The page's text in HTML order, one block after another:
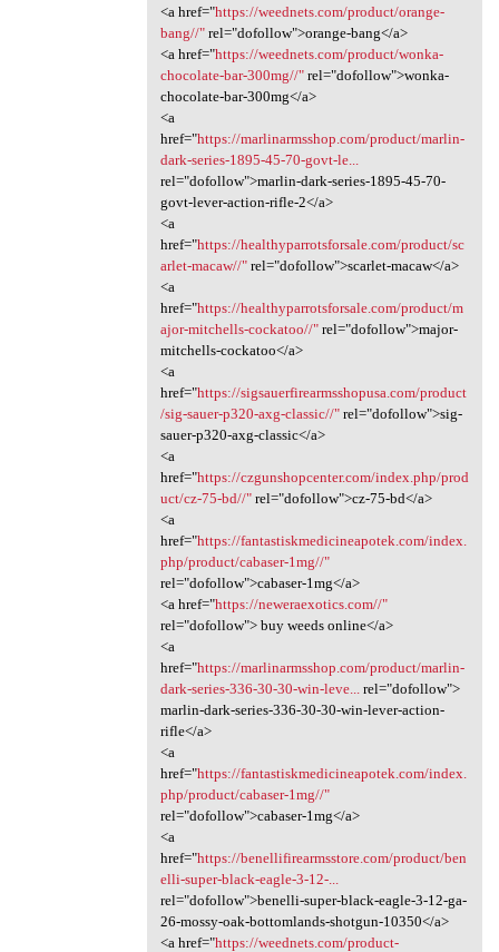
<a href="https://weednets.com/product/orange-
bang//"rel="dofollow">orange-bang</a>
<a href="https://weednets.com/product/wonka-
chocolate-bar-300mg//"rel="dofollow">wonka-
chocolate-bar-300mg</a>
<a
href="https://marlinarmsshop.com/product/marlin-
dark-series-1895-45-70-govt-le...
rel="dofollow">marlin-dark-series-1895-45-70-
govt-lever-action-rifle-2</a>
<a
href="https://healthyparrotsforsale.com/product/sc
arlet-macaw//"rel="dofollow">scarlet-macaw</a>
<a
href="https://healthyparrotsforsale.com/product/m
ajor-mitchells-cockatoo//"rel="dofollow">major-
mitchells-cockatoo</a>
<a
href="https://sigsauerfirearmsshopusa.com/product
/sig-sauer-p320-axg-classic//"rel="dofollow">sig-
sauer-p320-axg-classic</a>
<a
href="https://czgunshopcenter.com/index.php/prod
uct/cz-75-bd//"rel="dofollow">cz-75-bd</a>
<a
href="https://fantastiskmedicineapotek.com/index.
php/product/cabaser-1mg//"
rel="dofollow">cabaser-1mg</a>
<a href="https://neweraexotics.com//"
rel="dofollow"> buy weeds online</a>
<a
href="https://marlinarmsshop.com/product/marlin-
dark-series-336-30-30-win-leve...
rel="dofollow">
marlin-dark-series-336-30-30-win-lever-action-
rifle</a>
<a
href="https://fantastiskmedicineapotek.com/index.
php/product/cabaser-1mg//"
rel="dofollow">cabaser-1mg</a>
<a
href="https://benellifirearmsstore.com/product/ben
elli-super-black-eagle-3-12-...
rel="dofollow">benelli-super-black-eagle-3-12-ga-
26-mossy-oak-bottomlands-shotgun-10350</a>
<a href="https://weednets.com/product-